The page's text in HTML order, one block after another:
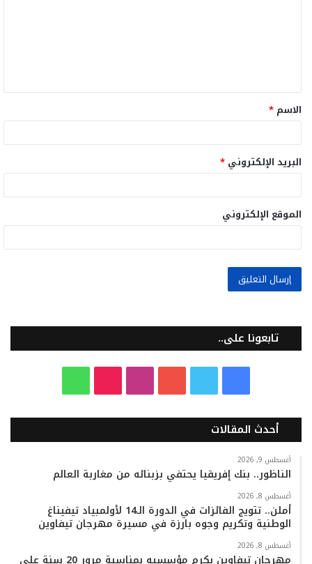
ق
*
الاسم *
البريد الإلكتروني *
الموقع الإلكتروني
تابعونا على..
س
ب
ك
ي
ت
ب
س
ر
k
T
k
ت
س
ب
أحدث المقالات
أغسطس 9, 2026
الناظور.. بنك إفريقيا يحتفي بزبنائه من مغاربة العالم
أغسطس 8, 2026
أملن.. تتويج الفائزات في الدورة الـ14 لأولمبياد تيفيناغ
الوطنية وتكريم وجوه بارزة في مسيرة مهرجان تيفاوين
أغسطس 8, 2026